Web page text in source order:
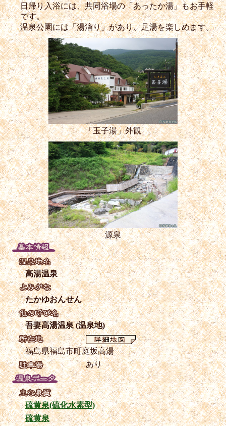
日帰り入浴には、共同浴場の「あったか湯」もお手軽
です。
温泉公園には「湯溜り」があり、足湯を楽しめます。
「玉子湯」外観
源泉
高湯温泉
たかゆおんせん
吾妻高湯温泉 (温泉地)
福島県福島市町庭坂高湯
あり
硫黄泉(硫化水素型)
硫黄泉